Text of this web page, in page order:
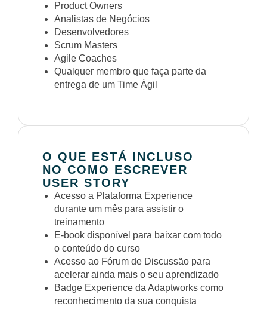
Product Owners
Analistas de Negócios
Desenvolvedores
Scrum Masters
Agile Coaches
Qualquer membro que faça parte da
entrega de um Time Ágil
O QUE ESTÁ INCLUSO
NO COMO ESCREVER
USER STORY
Acesso a Plataforma Experience
durante um mês para assistir o
treinamento
E-book disponível para baixar com todo
o conteúdo do curso
Acesso ao Fórum de Discussão para
acelerar ainda mais o seu aprendizado
Badge Experience da Adaptworks como
reconhecimento da sua conquista